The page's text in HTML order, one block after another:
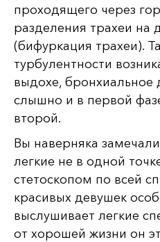
проходящего через
разделения трахеи на
(бифуркация трахеи).
турбулентности
выдохе,
слышно и в первой
второй.
Вы наверняка
легкие не в одной
стетоскопом по всей
красивых девушек
выслушивает легкие
от хорошей жизни он